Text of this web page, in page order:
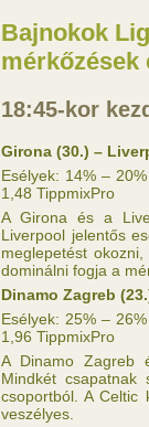
Bajnokok
mérkőzések
18:45-kor
Girona (30.) –
Esélyek: 14% –
1,48 TippmixPro
A Girona és a
Liverpool jelentős
meglepetést
dominálni fogja a
Dinamo Zagreb
Esélyek: 25% –
1,96 TippmixPro
A Dinamo Zagreb
Mindkét csapatnak
csoportból. A Celtic
veszélyes.